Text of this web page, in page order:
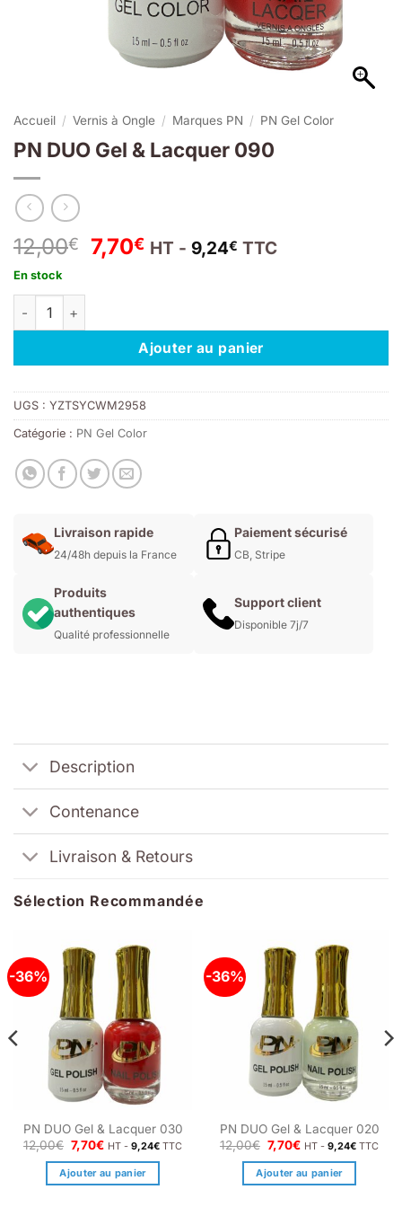
Accueil / Vernis à Ongle / Marques PN / PN Gel Color
PN DUO Gel & Lacquer 090
12,00€
Le
prix
12,00€.
7,70€Le
7,70€.
HT - 9,24€ TTC
En stock
quantité de PN DUO Gel & Lacquer 090
Ajouter au panier
UGS : YZTSYCWM2958
Catégorie : PN Gel Color
Livraison rapide
24/48h depuis la France
Paiement sécurisé
CB, Stripe
Produits
authentiques
Qualité professionnelle
Support client
Disponible 7j/7
Description
Contenance
Livraison & Retours
Sélection Recommandée
-36%
PN DUO Gel & Lacquer 030
12,00€ Le
prix
initial
était :
7,70€Le
actuel
est :
HT -9,24€ TTC
Ajouter au panier
-36%
PN DUO Gel & Lacquer 020
12,00€ Le
prix
initial
était :
7,70€Le
actuel
est :
HT -9,24€ TTC
Ajouter au panier